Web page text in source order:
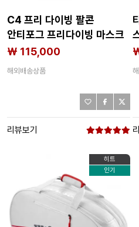
C4 프리 다이빙 팔콘
안티포그 프리다이빙 마스크
7141681091
₩ 115,000
해외배송상품
리뷰보기
히트
인기